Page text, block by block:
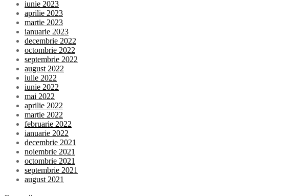
iunie 2023
aprilie 2023
martie 2023
ianuarie 2023
decembrie 2022
octombrie 2022
septembrie 2022
august 2022
iulie 2022
iunie 2022
mai 2022
aprilie 2022
martie 2022
februarie 2022
ianuarie 2022
decembrie 2021
noiembrie 2021
octombrie 2021
septembrie 2021
august 2021